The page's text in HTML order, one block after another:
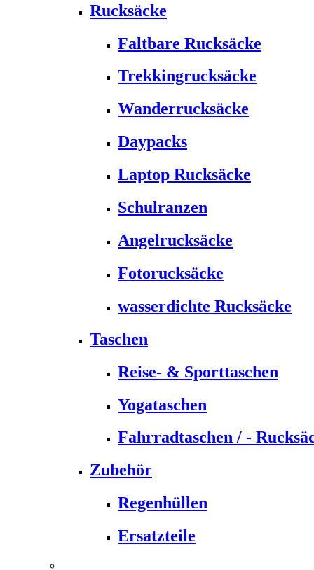
Rucksäcke
Faltbare Rucksäcke
Trekkingrucksäcke
Wanderrucksäcke
Daypacks
Laptop Rucksäcke
Schulranzen
Angelrucksäcke
Fotorucksäcke
wasserdichte Rucksäcke
Taschen
Reise- & Sporttaschen
Yogataschen
Fahrradtaschen / -
Zubehör
Regenhüllen
Ersatzteile